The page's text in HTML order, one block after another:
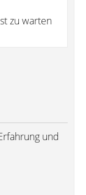
zu warten
und